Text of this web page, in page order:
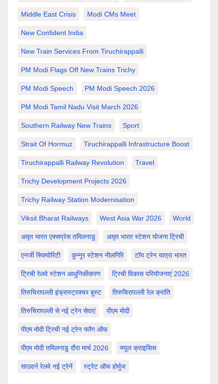
Middle East Crisis Modi CMs Meet
New Confident India
New Train Services From Tiruchirappalli
PM Modi Flags Off New Trains Trichy
PM Modi Speech PM Modi Speech 2026
PM Modi Tamil Nadu Visit March 2026
Southern Railway New Trains Sport
Strait Of Hormuz Tiruchirappalli Infrastructure Boost
Tiruchirappalli Railway Revolution Travel
Trichy Development Projects 2026
Trichy Railway Station Modernisation
Viksit Bharat Railways West Asia War 2026 World
अमृत भारत एक्सप्रेस तमिलनाडु अमृत भारत स्टेशन योजना ट्रिची
एनर्जी सिक्योरिटी कुन्नूर स्टेशन नीलगिरि टॉय ट्रेन यात्रा भारत
ट्रिची रेलवे स्टेशन आधुनिकीकरण ट्रिची विकास परियोजनाएं 2026
तिरुचिरापल्ली इंफ्रास्ट्रक्चर बूस्ट तिरुचिरापल्ली रेल क्रांति
तिरुचिरापल्ली से नई ट्रेन सेवाएं पीएम मोदी
पीएम मोदी ट्रिची नई ट्रेन फ्लैग ऑफ
पीएम मोदी तमिलनाडु दौरा मार्च 2026 फ्यूल क्राइसिस
साउदर्न रेलवे नई ट्रेनें स्ट्रेट ऑफ होर्मुज